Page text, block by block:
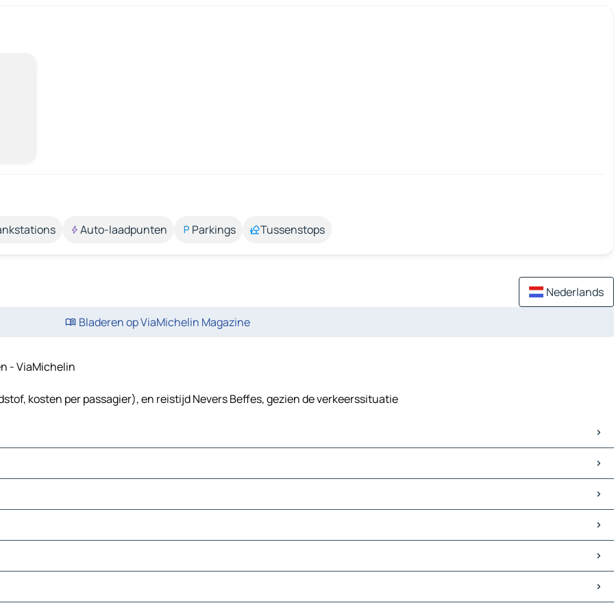
Auto-laadpunten Parkings Tussenstops
Nederlands
Bladeren op ViaMichelin Magazine
- ViaMichelin
kosten per passagier), en reistijd Nevers Beffes, gezien de verkeerssituatie